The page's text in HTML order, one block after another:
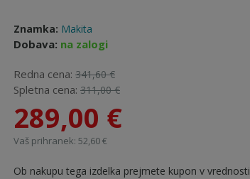
Znamka: Makita
Dobava: na zalogi
Redna cena: 341,60 €
Spletna cena: 311,00 €
289,00 €
Vaš prihranek: 52,60 €
Ob nakupu tega izdelka prejmete kupon v vrednosti